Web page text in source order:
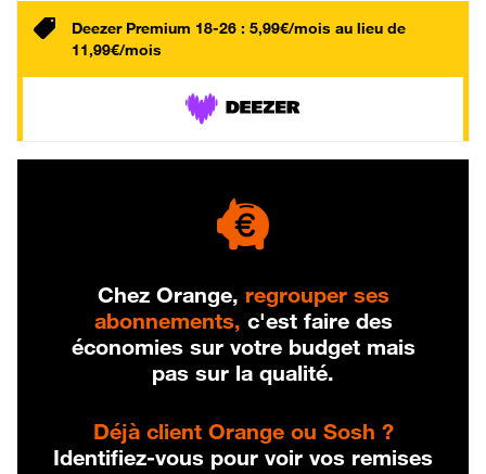
Deezer Premium 18-26 : 5,99€/mois au lieu de
11,99€/mois
Chez Orange, regrouper ses
abonnements, c'est faire des
économies sur votre budget mais
pas sur la qualité.
Déjà client Orange ou Sosh ?
Identifiez-vous pour voir vos remises